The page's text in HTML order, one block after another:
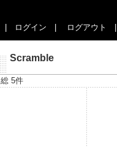
ログイン ログアウト
Scramble
総 5件